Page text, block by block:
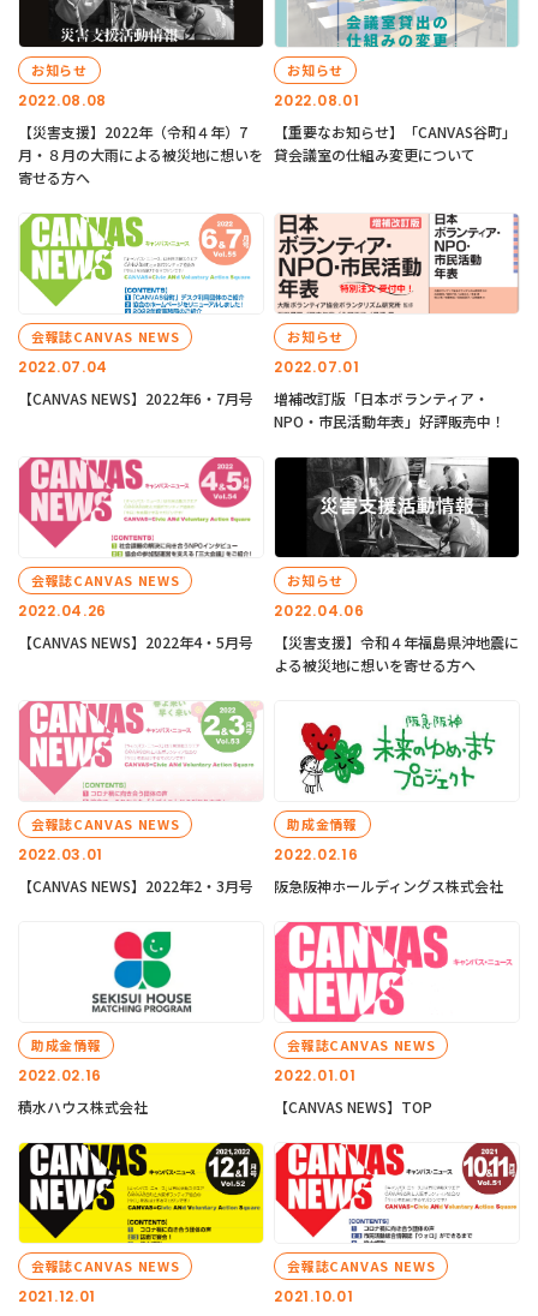
2022.08.08
お知らせ
【災害支援】2022年（令和４年）7
月・８月の大雨による被災地に想いを
寄せる方へ
2022.08.01
お知らせ
【重要なお知らせ】「CANVAS谷町」
貸会議室の仕組み変更について
2022.07.04
会報誌CANVAS NEWS
【CANVAS NEWS】2022年6・7月号
2022.07.01
お知らせ
増補改訂版「日本ボランティア・
NPO・市民活動年表」好評販売中！
2022.04.26
会報誌CANVAS NEWS
【CANVAS NEWS】2022年4・5月号
2022.04.06
お知らせ
【災害支援】令和４年福島県沖地震に
よる被災地に想いを寄せる方へ
2022.03.01
会報誌CANVAS NEWS
【CANVAS NEWS】2022年2・3月号
2022.02.16
助成金情報
阪急阪神ホールディングス株式会社
2022.02.16
助成金情報
積水ハウス株式会社
2022.01.01
会報誌CANVAS NEWS
【CANVAS NEWS】TOP
2021.12.01
会報誌CANVAS NEWS
2021.10.01
会報誌CANVAS NEWS